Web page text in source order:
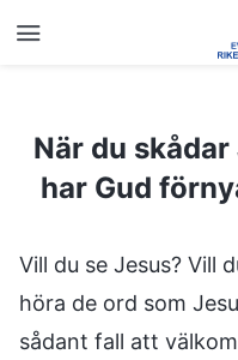
När du
har Gud
Vill du se Jesus? Vill
höra de ord som
sådant fall att